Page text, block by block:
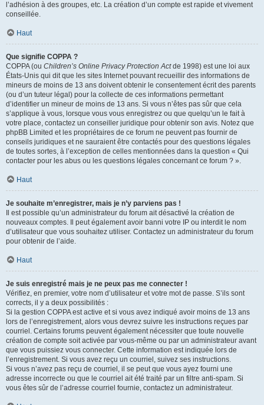
l’adhésion à des groupes, etc. La création d’un compte est rapide et vivement
conseillée.
Haut
Que signifie COPPA ?
COPPA (ou Children’s Online Privacy Protection Actde 1998) est une loi aux
États-Unis qui dit que les sites Internet pouvant recueillir des informations de
mineurs de moins de 13 ans doivent obtenir le consentement écrit des parents
(ou d’un tuteur légal) pour la collecte de ces informations permettant
d’identifier un mineur de moins de 13 ans. Si vous n’êtes pas sûr que cela
s’applique à vous, lorsque vous vous enregistrez ou que quelqu’un le fait à
votre place, contactez un conseiller juridique pour obtenir son avis. Notez que
phpBB Limited et les propriétaires de ce forum ne peuvent pas fournir de
conseils juridiques et ne sauraient être contactés pour des questions légales
de toutes sortes, à l’exception de celles mentionnées dans la question « Qui
contacter pour les abus ou les questions légales concernant ce forum ? ».
Haut
Je souhaite m’enregistrer, mais je n’y parviens pas !
Il est possible qu’un administrateur du forum ait désactivé la création de
nouveaux comptes. Il peut également avoir banni votre IP ou interdit le nom
d’utilisateur que vous souhaitez utiliser. Contactez un administrateur du forum
pour obtenir de l’aide.
Haut
Je suis enregistré mais je ne peux pas me connecter !
Vérifiez, en premier, votre nom d’utilisateur et votre mot de passe. S’ils sont
corrects, il y a deux possibilités :
Si la gestion COPPA est active et si vous avez indiqué avoir moins de 13 ans
lors de l’enregistrement, alors vous devrez suivre les instructions reçues par
courriel. Certains forums peuvent également nécessiter que toute nouvelle
création de compte soit activée par vous-même ou par un administrateur avant
que vous puissiez vous connecter. Cette information est indiquée lors de
l’enregistrement. Si vous avez reçu un courriel, suivez ses instructions.
Si vous n’avez pas reçu de courriel, il se peut que vous ayez fourni une
adresse incorrecte ou que le courriel ait été traité par un filtre anti-spam. Si
vous êtes sûr de l’adresse courriel fournie, contactez un administrateur.